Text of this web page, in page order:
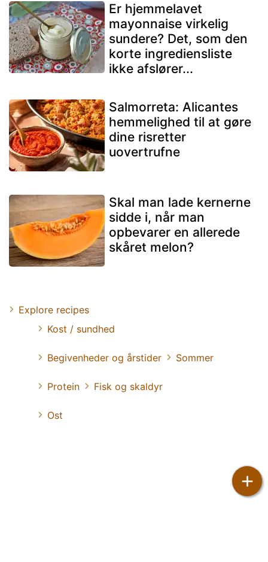
+
Er hjemmelavet
mayonnaise virkelig
sundere? Det, som den
korte ingrediensliste
ikke afslører...
Salmorreta: Alicantes
hemmelighed til at gøre
dine risretter
uovertrufne
Skal man lade kernerne
sidde i, når man
opbevarer en allerede
skåret melon?
Explore recipes
Kost / sundhed
Begivenheder og årstider Sommer
Protein Fisk og skaldyr
Ost